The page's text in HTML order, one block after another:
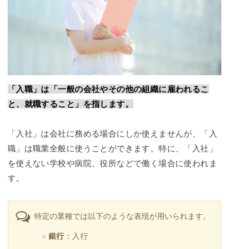
「入職」は「一般の会社やその他の組織に雇われるこ
と、就職すること」を指します。
「入社」は会社に務める場合にしか使えませんが、「入
職」は職業全般に使うことができます。特に、「入社」
を使えない学校や病院、役所などで働く場合に使われま
す。
特定の業種では以下のような表現が用いられます。
銀行：入行